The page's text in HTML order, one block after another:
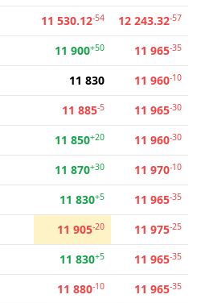
11 530.12-54 12 243.32-57
11 900+50 11 965-35
11 830 11 960-10
11 885-5 11 965-30
11 850+20 11 960-30
11 870+30 11 970-10
11 830+5 11 965-35
11 905-20 11 975-25
11 830+5 11 965-35
11 880-10 11 965-35